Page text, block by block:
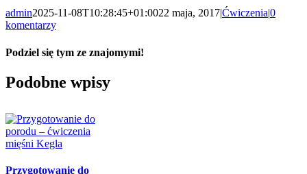
admin2025-11-08T10:28:45+01:0022 maja, 2017|Ćwiczenia|0
komentarzy
Podziel się tym ze znajomymi!
Facebook
X
Reddit
LinkedIn
WhatsApp
Tumblr
Pinterest
Vk
Email
Podobne wpisy
Przygotowanie do